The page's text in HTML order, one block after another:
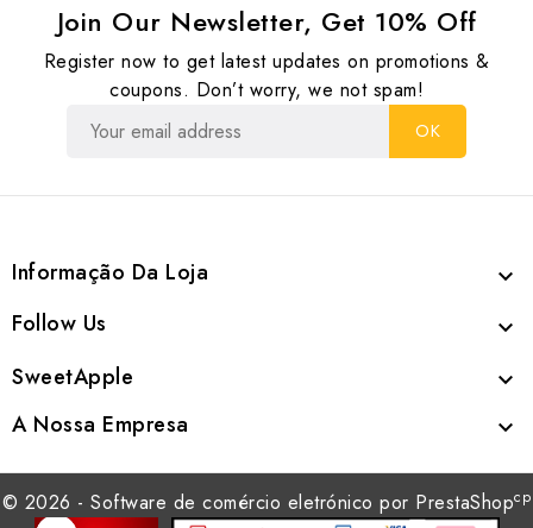
Join Our Newsletter, Get 10% Off
Register now to get latest updates on promotions &
coupons. Don’t worry, we not spam!
Informação Da Loja 
Follow Us 
SweetApple 
A Nossa Empresa 
© 2026 - Software de comércio eletrónico por PrestaShopcp